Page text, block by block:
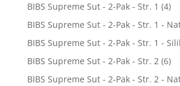
BIBS Supreme Sut - 2-Pak - Str. 1 (4)
BIBS Supreme Sut - 2-Pak - Str. 1 -
BIBS Supreme Sut - 2-Pak - Str. 1 -
BIBS Supreme Sut - 2-Pak - Str. 2 (6)
BIBS Supreme Sut - 2-Pak - Str. 2 -